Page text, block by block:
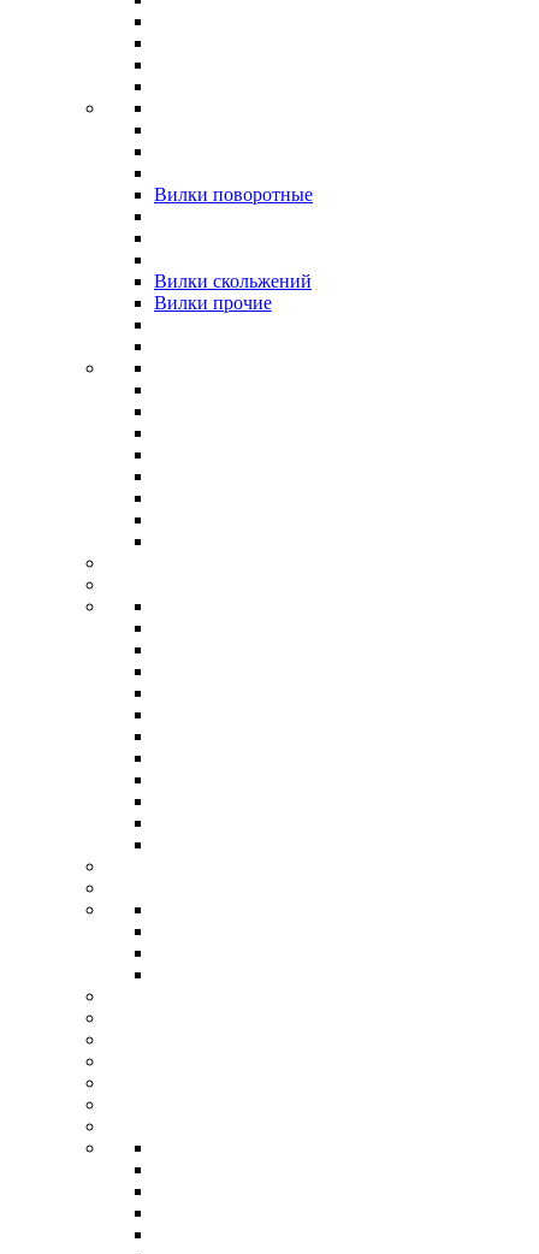
Вилки поворотные
Вилки скольжений
Вилки прочие